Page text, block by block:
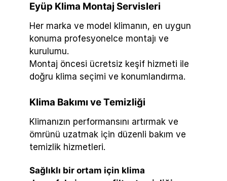
Eyüp Klima Montaj Servisleri
Her marka ve model klimanın, en uygun
konuma profesyonelce montajı ve
kurulumu.
Montaj öncesi ücretsiz keşif hizmeti ile
doğru klima seçimi ve konumlandırma.
Klima Bakımı ve Temizliği
Klimanızın performansını artırmak ve
ömrünü uzatmak için düzenli bakım ve
temizlik hizmetleri.
Sağlıklı bir ortam için klima